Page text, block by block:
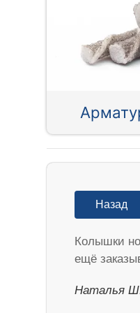
Назад
Колышки
ещё
Наталья